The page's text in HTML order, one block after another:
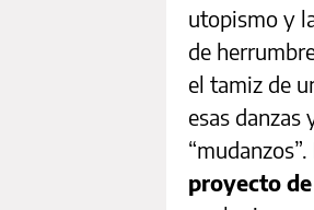
utopismo y
de
el tamiz de
esas danzas
“mudanzos”.
proyecto